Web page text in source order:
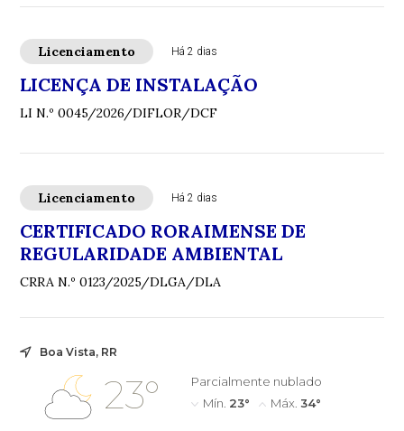
Licenciamento Há 2 dias
LICENÇA DE INSTALAÇÃO
LI N.º 0045/2026/DIFLOR/DCF
Licenciamento Há 2 dias
CERTIFICADO RORAIMENSE DE
REGULARIDADE AMBIENTAL
CRRA N.º 0123/2025/DLGA/DLA
Boa Vista, RR
23°
Parcialmente nublado
Mín. 23° Máx. 34°